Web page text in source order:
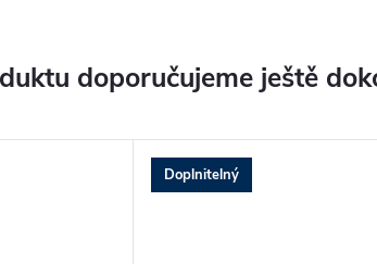
doporučujeme ještě
Doplnitelný